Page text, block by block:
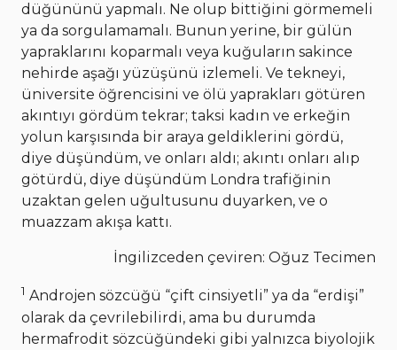
düğününü yapmalı. Ne olup bittiğini görmemeli
ya da sorgulamamalı. Bunun yerine, bir gülün
yapraklarını koparmalı veya kuğuların sakince
nehirde aşağı yüzüşünü izlemeli. Ve tekneyi,
üniversite öğrencisini ve ölü yaprakları götüren
akıntıyı gördüm tekrar; taksi kadın ve erkeğin
yolun karşısında bir araya geldiklerini gördü,
diye düşündüm, ve onları aldı; akıntı onları alıp
götürdü, diye düşündüm Londra trafiğinin
uzaktan gelen uğultusunu duyarken, ve o
muazzam akışa kattı.
İngilizceden çeviren: Oğuz Tecimen
1 Androjen sözcüğü “çift cinsiyetli” ya da “erdişi”
olarak da çevrilebilirdi, ama bu durumda
hermafrodit sözcüğündeki gibi yalnızca biyolojik